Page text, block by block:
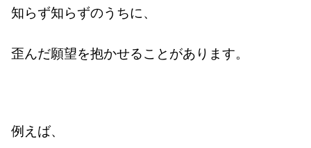
知らず知らずのうちに、
歪んだ願望を抱かせることがあります。
例えば、